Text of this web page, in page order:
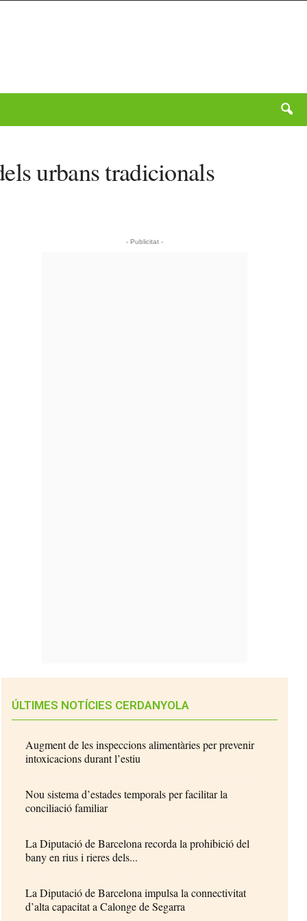
urbans tradicionals
- Publicitat -
ÚLTIMES NOTÍCIES CERDANYOLA
Augment de les inspeccions alimentàries per prevenir
intoxicacions durant l’estiu
Nou sistema d’estades temporals per facilitar la
conciliació familiar
La Diputació de Barcelona recorda la prohibició del
bany en rius i rieres dels...
La Diputació de Barcelona impulsa la connectivitat
d’alta capacitat a Calonge de Segarra